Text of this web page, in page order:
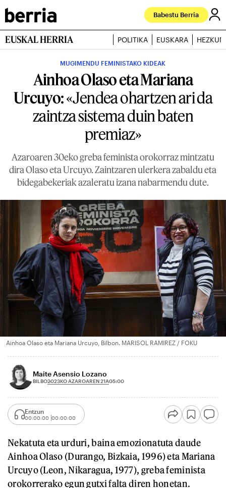
Babestu Berria
EUSKAL HERRIA POLITIKA EUSKARA
MUGIMENDU FEMINISTAKO KIDEAK
Ainhoa Olaso eta Mariana
Urcuyo:«Jendea ohartzen ari da
zaintza sistema duin baten
premiaz»
Azaroaren 30eko greba feminista orokorraz mintzatu
dira Olaso eta Urcuyo. Zaintzaren ulerkera zabaldu eta
bidegabekeriak azaleratu izana nabarmendu dute.
Ainhoa Olaso eta Mariana Urcuyo, Bilbon. MARISOL RAMIREZ / FOKU
Maite Asensio Lozano
BILBO2023KO AZAROAREN 21A05:00
Entzun
00:00:00 00:00:00
Nekatuta eta urduri, baina emozionatuta daude
Ainhoa Olaso (Durango, Bizkaia, 1996) eta Mariana
Urcuyo (Leon, Nikaragua, 1977), greba feminista
orokorrerako egun gutxi falta diren honetan.